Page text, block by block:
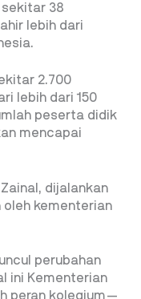
38
lebih dari
2.700
lebih dari 150
peserta didik
mencapai
dijalankan
oleh kementerian
perubahan
ini Kementerian
peran kolegium—